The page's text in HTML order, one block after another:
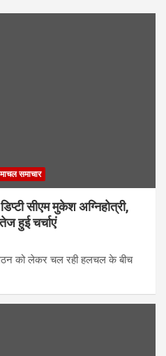
समाचार
सीएम मुकेश अग्निहोत्री,
हुई चर्चाएं
को लेकर चल रही हलचल के बीच